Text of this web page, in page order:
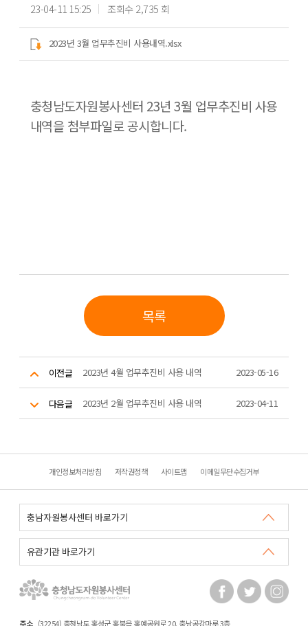
23-04-11 15:25 조회수 2,735 회
2023년 3월 업무추진비 사용내역.xlsx
충청남도자원봉사센터 23년 3월 업무추진비 사용
내역을 첨부파일로 공시합니다.
목록
이전글 2023년 4월 업무추진비 사용 내역 2023-05-16
다음글 2023년 2월 업무추진비 사용 내역 2023-04-11
개인정보처리방침 저작권정책 사이트맵 이메일무단수집거부
주소 (32254) 충청남도 홍성군 홍북읍 홍예공원로 20. 충남공감마루 3층